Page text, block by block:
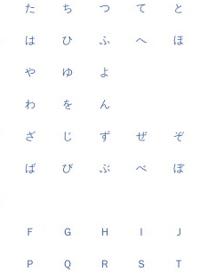
た ち つ て と
は ひ ふ へ ほ
や ゆ よ
わ を ん
ざ じ ず ぜ ぞ
ば び ぶ べ ぼ
Ｆ Ｇ Ｈ Ｉ Ｊ
Ｐ Ｑ Ｒ Ｓ Ｔ